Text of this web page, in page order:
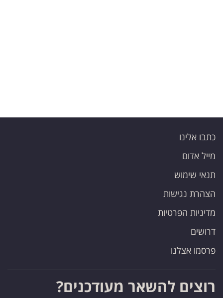
כתבו אלינו
מייל אדום
תנאי שימוש
הצהרת נגישות
מדיניות הפרטיות
דרושים
פרסמו אצלנו
רוצים להשאר מעודכנים?